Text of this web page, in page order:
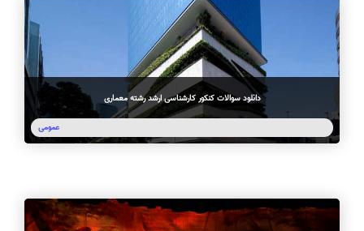
دانلود سوالات کنکور کارشناسی ارشد رشته معماری
عمومی